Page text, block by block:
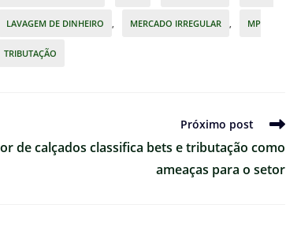
LAVAGEM DE DINHEIRO , MERCADO IRREGULAR , MP
TRIBUTAÇÃO
Próximo post
de calçados classifica bets e tributação como
ameaças para o setor